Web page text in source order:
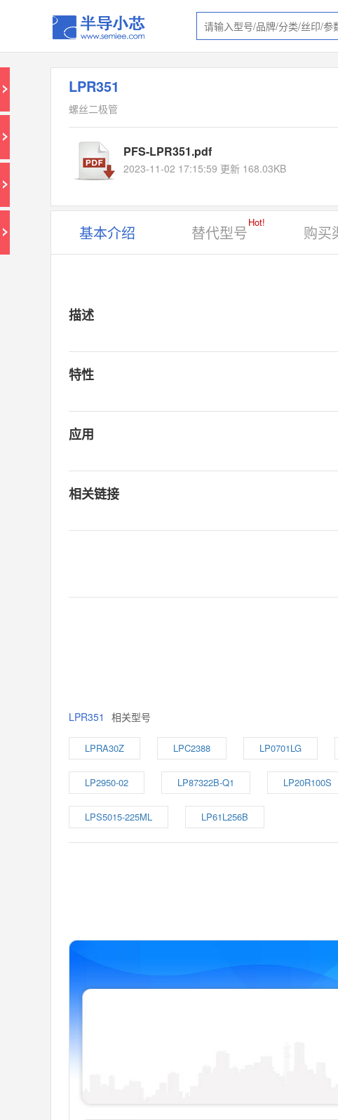
LPR351
螺丝二极管
PFS-LPR351.pdf
2023-11-02 17:15:59 更新 168.03KB
基本介绍 替代型号
Hot!
购买
描述
特性
应用
相关链接
LPR351 相关型号
LPRA30Z LPC2388 LP0701LG
LP2950-02 LP87322B-Q1 LP20R100S
LPS5015-225ML LP61L256B